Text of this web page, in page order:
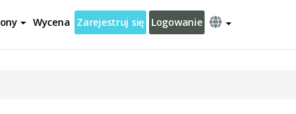
Wycena Zarejestruj się Logowanie